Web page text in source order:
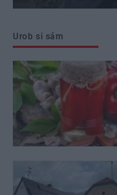
Urob si sám